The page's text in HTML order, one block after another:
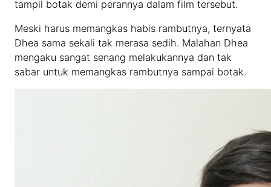
tampil botak demi perannya dalam film tersebut.
Meski harus memangkas habis rambutnya, ternyata
Dhea sama sekali tak merasa sedih. Malahan Dhea
mengaku sangat senang melakukannya dan tak
sabar untuk memangkas rambutnya sampai botak.